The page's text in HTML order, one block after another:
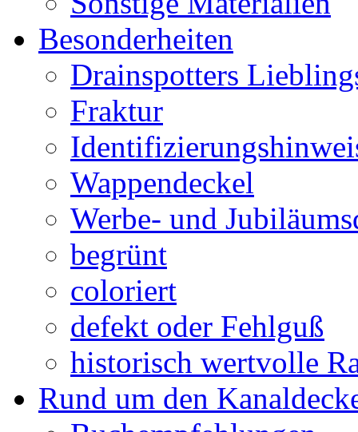
Besonderheiten
Drainspotters
Fraktur
Wappendeckel
Werbe- und
begrünt
coloriert
defekt oder Fehlguß
historisch wertvolle
Rund um den